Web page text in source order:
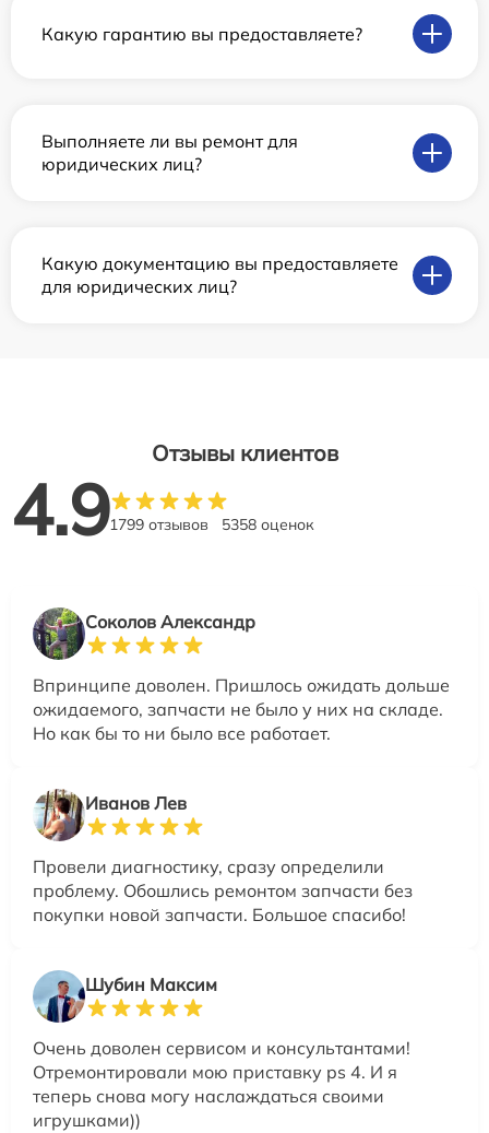
Какую гарантию вы предоставляете?
Выполняете ли вы ремонт для
юридических лиц?
Какую документацию вы предоставляете
для юридических лиц?
Отзывы клиентов
4.91799 отзывов 5358 оценок
Соколов Александр
Впринципе доволен. Пришлось ожидать дольше
ожидаемого, запчасти не было у них на складе.
Но как бы то ни было все работает.
Иванов Лев
Провели диагностику, сразу определили
проблему. Обошлись ремонтом запчасти без
покупки новой запчасти. Большое спасибо!
Шубин Максим
Очень доволен сервисом и консультантами!
Отремонтировали мою приставку ps 4. И я
теперь снова могу наслаждаться своими
игрушками))